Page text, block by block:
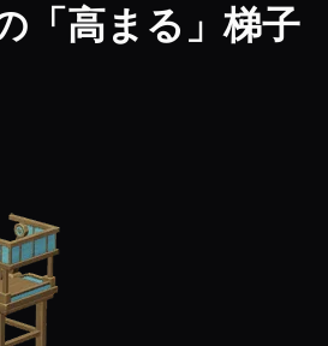
「高まる」梯子